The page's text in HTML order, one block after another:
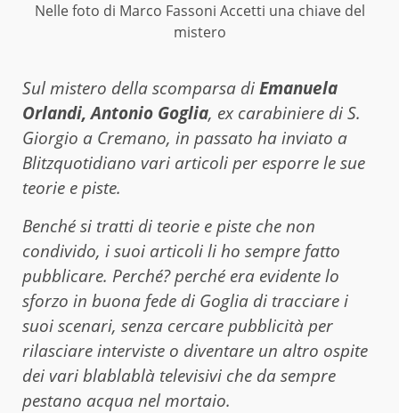
Nelle foto di Marco Fassoni Accetti una chiave del
mistero
Sul mistero della scomparsa diEmanuela
Orlandi, Antonio Goglia, ex carabiniere di S.
Giorgio a Cremano, in passato ha inviato a
Blitzquotidiano vari articoli per esporre le sue
teorie e piste.
Benché si tratti di teorie e piste che non
condivido, i suoi articoli li ho sempre fatto
pubblicare. Perché? perché era evidente lo
sforzo in buona fede di Goglia di tracciare i
suoi scenari, senza cercare pubblicità per
rilasciare interviste o diventare un altro ospite
dei vari blablablà televisivi che da sempre
pestano acqua nel mortaio.